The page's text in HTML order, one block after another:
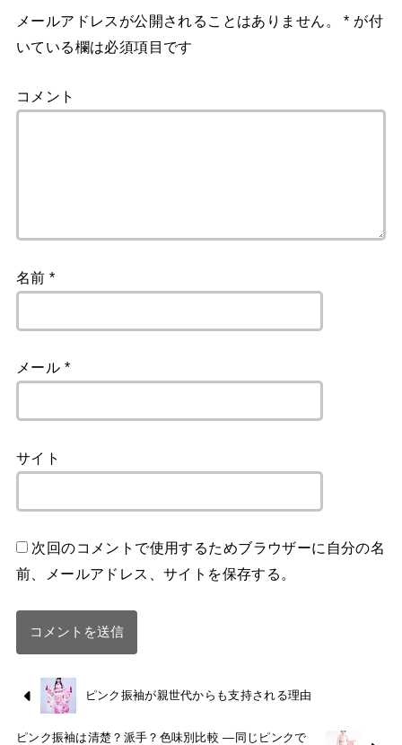
メールアドレスが公開されることはありません。 * が付
いている欄は必須項目です
コメント
名前*
メール *
サイト
次回のコメントで使用するためブラウザーに自分の名
前、メールアドレス、サイトを保存する。
ピンク振袖が親世代からも支持される理由
ピンク振袖は清楚？派手？色味別比較 —同じピンクで